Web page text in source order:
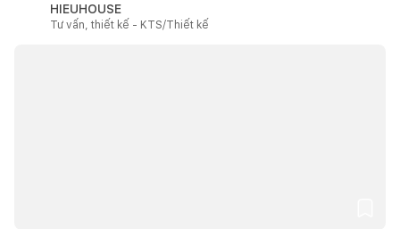
HIEUHOUSE
Tư vấn, thiết kế - KTS/Thiết kế